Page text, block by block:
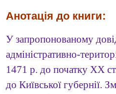
Анотація до книги:
У запропонованому
адміністративно-
1471 р. до початку XX
до Київської губернії.